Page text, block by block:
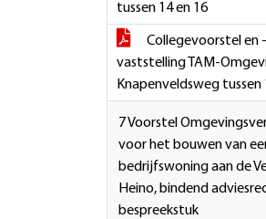
tussen 14 en 16
Collegevoorstel en
vaststelling TAM-
Knapenveldsweg tussen
7 Voorstel
voor het bouwen van
bedrijfswoning aan de
Heino, bindend
bespreekstuk